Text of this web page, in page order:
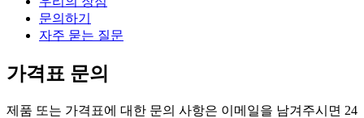
문의하기
자주 묻는 질문
가격표 문의
제품 또는 가격표에 대한 문의 사항은 이메일을 남겨주시면 24